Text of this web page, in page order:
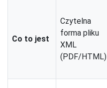
Co to jest
Czytelna
forma pliku
XML
(PDF/HTML)